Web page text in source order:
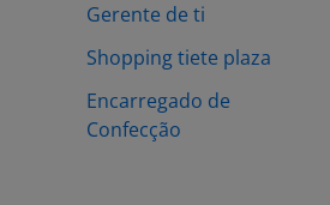
Gerente de ti
Shopping tiete plaza
Encarregado de
Confecção